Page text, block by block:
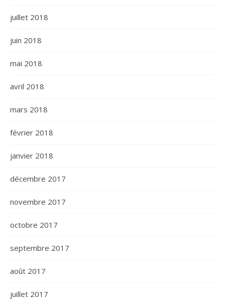
juillet 2018
juin 2018
mai 2018
avril 2018
mars 2018
février 2018
janvier 2018
décembre 2017
novembre 2017
octobre 2017
septembre 2017
août 2017
juillet 2017